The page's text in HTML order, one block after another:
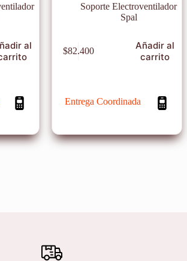
al
Soporte Electroventilador
Spal
$82.400
Añadir al
carrito
Entrega Coordinada